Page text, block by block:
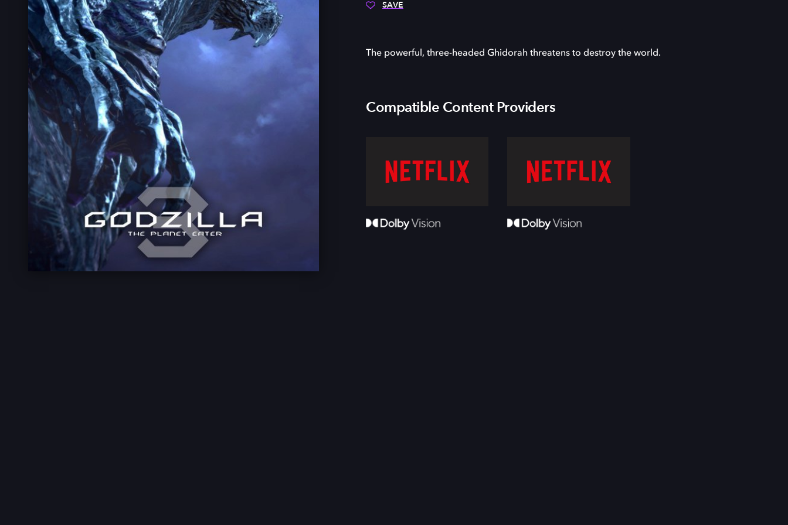
SAVE
The powerful, three-headed Ghidorah threatens to destroy the world.
Compatible Content Providers